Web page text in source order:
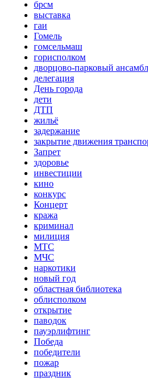
брсм
выставка
гаи
Гомель
гомсельмаш
горисполком
дворцово-парковый
делегация
День города
дети
ДТП
жильё
задержание
закрытие движения
Запрет
здоровье
инвестиции
кино
конкурс
Концерт
кража
криминал
милиция
МТС
МЧС
наркотики
новый год
областная библиотека
облисполком
открытие
паводок
пауэрлифтинг
Победа
победители
пожар
праздник